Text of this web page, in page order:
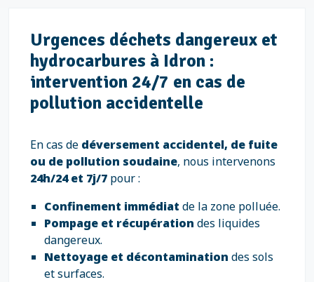
Urgences déchets dangereux et
hydrocarbures à Idron :
intervention 24/7 en cas de
pollution accidentelle
En cas de déversement accidentel, de fuite
ou de pollution soudaine, nous intervenons
24h/24 et 7j/7 pour :
Confinement immédiat de la zone polluée.
Pompage et récupération des liquides
dangereux.
Nettoyage et décontamination des sols
et surfaces.